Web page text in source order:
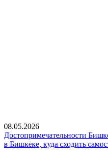
08.05.2026
Достопримечательности
в Бишкеке, куда сходить